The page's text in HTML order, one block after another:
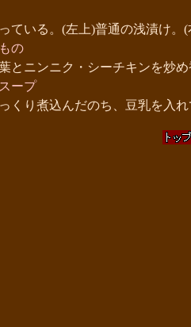
ている。(左上)普通の浅漬け。
の
とニンニク・シーチキンを炒
ープ
くり煮込んだのち、豆乳を入